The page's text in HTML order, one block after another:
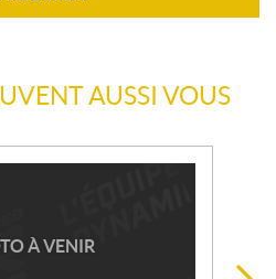
AUSSI VOUS
À VENIR